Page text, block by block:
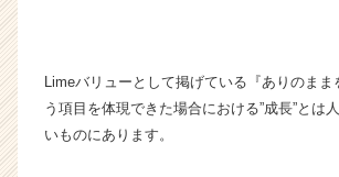
a
r
Limeバリューとして掲げている『ありのま
う項目を体現できた場合における”成長”とは
いものにあります。